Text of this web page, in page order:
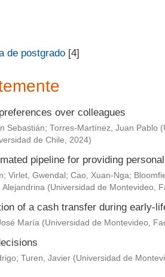
de postgrado[4]
over colleagues
Sebastián; Torres-Martínez, Juan Pablo (
de Chile, 2024)
pipeline for providing
; Virlet, Gwendal ; Cao, Xuan-Nga;
Alejandrina (Universidad de Montevideo,
of a cash transfer during early-
María (Universidad de Montevideo,
; Turen, Javier (Universidad de